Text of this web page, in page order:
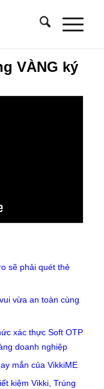
VÀNG ký
sẽ phải quét thẻ
vừa an toàn cùng
xác thực Soft OTP
doanh nghiệp
mắn của VikkiME
kiệm Vikki, Trúng